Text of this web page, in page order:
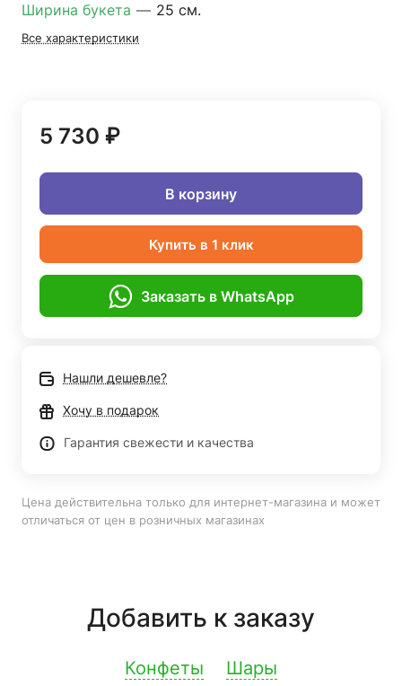
Ширина букета — 25 см.
Все характеристики
5 730 ₽
В корзину
Купить в 1 клик
Заказать в WhatsApp
Нашли дешевле?
Хочу в подарок
Гарантия свежести и качества
Цена действительна только для интернет-магазина и может
отличаться от цен в розничных магазинах
Добавить к заказу
Конфеты Шары